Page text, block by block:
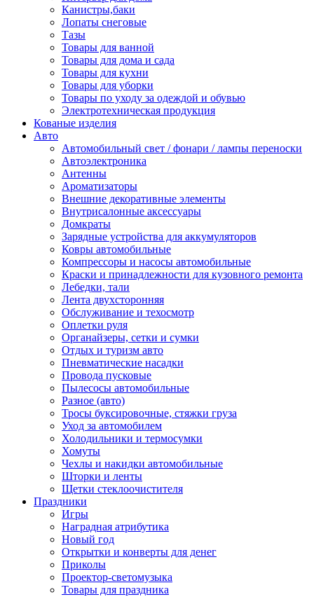
Канистры,баки
Лопаты снеговые
Тазы
Товары для ванной
Товары для дома и сада
Товары для кухни
Товары для уборки
Товары по уходу за одеждой и обувью
Электротехническая продукция
Кованые изделия
Авто
Автомобильный свет / фонари / лампы переноски
Автоэлектроника
Антенны
Ароматизаторы
Внешние декоративные элементы
Внутрисалонные аксессуары
Домкраты
Зарядные устройства для аккумуляторов
Ковры автомобильные
Компрессоры и насосы автомобильные
Краски и принадлежности для кузовного ремонта
Лебедки, тали
Лента двухсторонняя
Обслуживание и техосмотр
Оплетки руля
Органайзеры, сетки и сумки
Отдых и туризм авто
Пневматические насадки
Провода пусковые
Пылесосы автомобильные
Разное (авто)
Тросы буксировочные, стяжки груза
Уход за автомобилем
Холодильники и термосумки
Хомуты
Чехлы и накидки автомобильные
Шторки и ленты
Щетки стеклоочистителя
Праздники
Игры
Наградная атрибутика
Новый год
Открытки и конверты для денег
Приколы
Проектор-светомузыка
Товары для праздника